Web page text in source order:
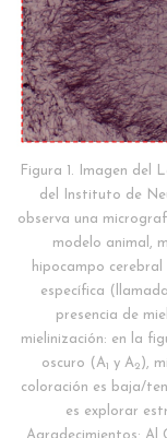
Figura 1. Imagen
del Instituto de
observa una
modelo animal,
hipocampo
específica (llamada
presencia de
mielinización: en la
oscuro (A1 y A2 ),
coloración es baja/
es explorar
Agradecimientos: Al